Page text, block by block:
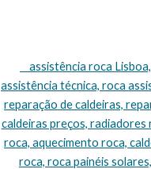
assistência técnica, roca
reparação de caldeiras,
caldeiras preços,
roca, aquecimento roca,
roca, roca painéis